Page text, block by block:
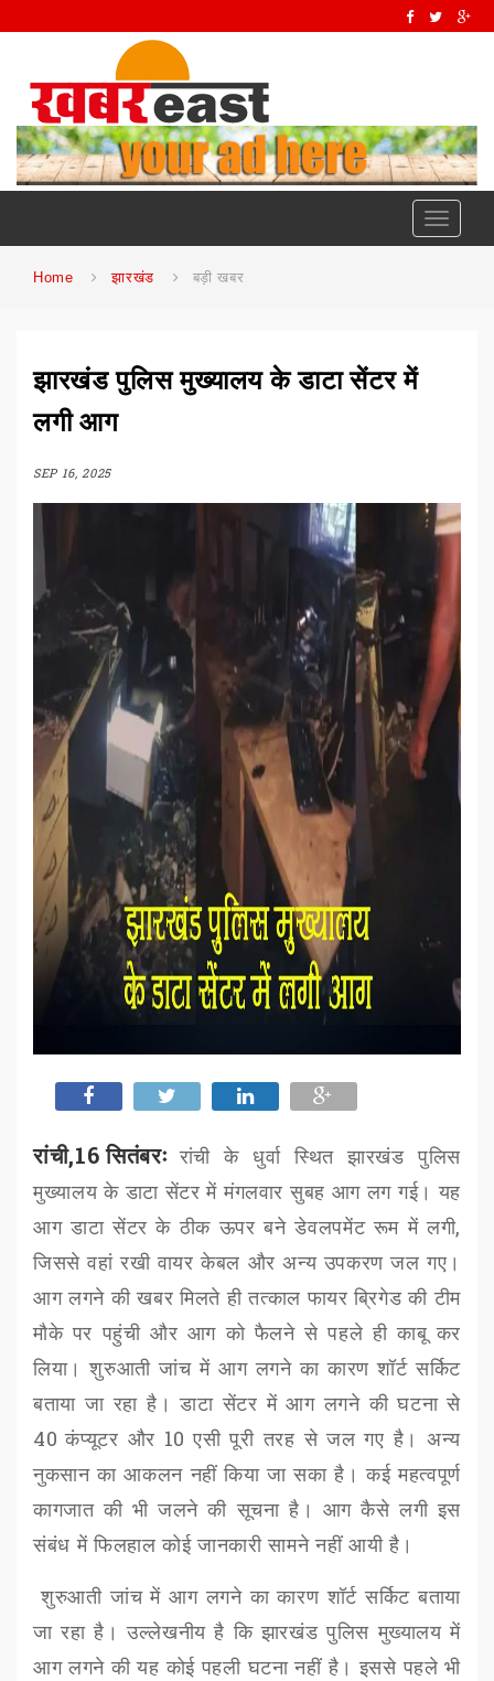
Toggle
Home झारखंड बड़ी खबर
झारखंड पुलिस मुख्यालय के डाटा सेंटर में
लगी आग
SEP 16, 2025
रांची,16 सितंबरः रांची के धुर्वा स्थित झारखंड पुलिस
मुख्यालय के डाटा सेंटर में मंगलवार सुबह आग लग गई। यह
आग डाटा सेंटर के ठीक ऊपर बने डेवलपमेंट रूम में लगी,
जिससे वहां रखी वायर केबल और अन्य उपकरण जल गए।
आग लगने की खबर मिलते ही तत्काल फायर ब्रिगेड की टीम
मौके पर पहुंची और आग को फैलने से पहले ही काबू कर
लिया। शुरुआती जांच में आग लगने का कारण शॉर्ट सर्किट
बताया जा रहा है। डाटा सेंटर में आग लगने की घटना से
40कंप्यूटर और 10एसी पूरी तरह से जल गए है। अन्य
नुकसान का आकलन नहीं किया जा सका है। कई महत्वपूर्ण
कागजात की भी जलने की सूचना है। आग कैसे लगी इस
संबंध में फिलहाल कोई जानकारी सामने नहीं आयी है।
शुरुआती जांच में आग लगने का कारण शॉर्ट सर्किट बताया
जा रहा है। उल्लेखनीय है कि झारखंड पुलिस मुख्यालय में
आग लगने की यह कोई पहली घटना नहीं है। इससे पहले भी